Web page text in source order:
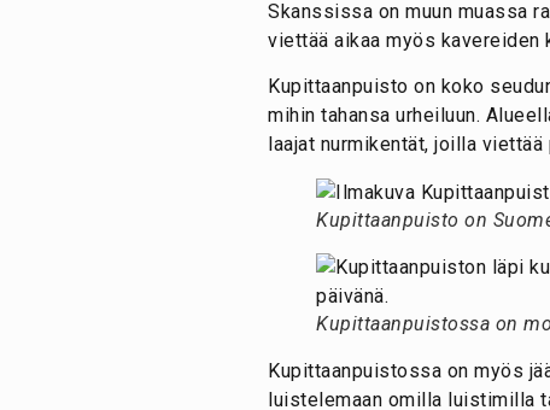
Skanssissa on muun muassa
viettää aikaa myös kavereiden
Kupittaanpuisto on koko
mihin tahansa urheiluun.
laajat nurmikentät, joilla
Kupittaanpuisto on
Kupittaanpuistossa on
Kupittaanpuistossa on myös
luistelemaan omilla luistimilla